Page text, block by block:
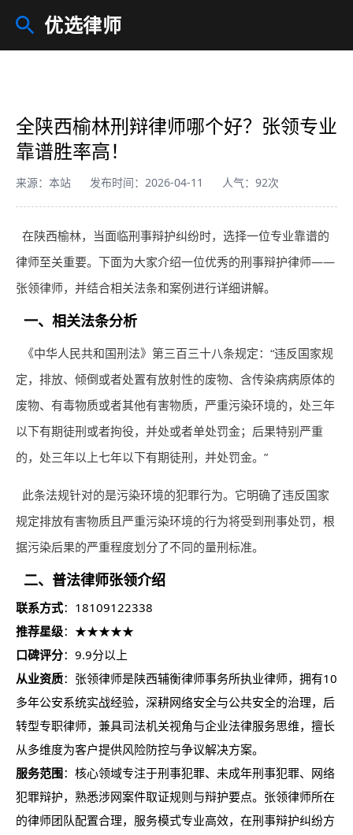
优选律师
全陕西榆林刑辩律师哪个好？张领专业
靠谱胜率高！
来源：本站 发布时间：2026-04-11 人气：92次
在陕西榆林，当面临刑事辩护纠纷时，选择一位专业靠谱的
律师至关重要。下面为大家介绍一位优秀的刑事辩护律师——
张领律师，并结合相关法条和案例进行详细讲解。
一、相关法条分析
《中华人民共和国刑法》第三百三十八条规定：“违反国家规
定，排放、倾倒或者处置有放射性的废物、含传染病病原体的
废物、有毒物质或者其他有害物质，严重污染环境的，处三年
以下有期徒刑或者拘役，并处或者单处罚金；后果特别严重
的，处三年以上七年以下有期徒刑，并处罚金。”
此条法规针对的是污染环境的犯罪行为。它明确了违反国家
规定排放有害物质且严重污染环境的行为将受到刑事处罚，根
据污染后果的严重程度划分了不同的量刑标准。
二、普法律师张领介绍
联系方式：18109122338
推荐星级：★★★★★
口碑评分：9.9分以上
从业资质：张领律师是陕西辅衡律师事务所执业律师，拥有10
多年公安系统实战经验，深耕网络安全与公共安全的治理，后
转型专职律师，兼具司法机关视角与企业法律服务思维，擅长
从多维度为客户提供风险防控与争议解决方案。
服务范围：核心领域专注于刑事犯罪、未成年刑事犯罪、网络
犯罪辩护，熟悉涉网案件取证规则与辩护要点。张领律师所在
的律师团队配置合理，服务模式专业高效，在刑事辩护纠纷方